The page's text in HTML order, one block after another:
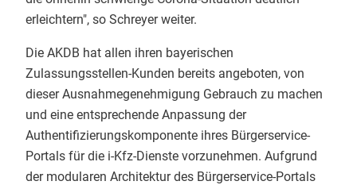
erleichtern", so Schreyer weiter.
Die AKDB hat allen ihren bayerischen
Zulassungsstellen-Kunden bereits angeboten, von
dieser Ausnahmegenehmigung Gebrauch zu machen
und eine entsprechende Anpassung der
Authentifizierungskomponente ihres Bürgerservice-
Portals für die i-Kfz-Dienste vorzunehmen. Aufgrund
der modularen Architektur des Bürgerservice-Portals